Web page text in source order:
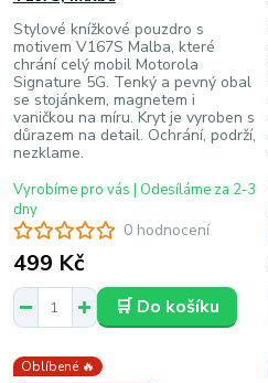
0 hodnocení
Stylové knížkové pouzdro s
motivem V167S Malba, které
chrání celý mobil Motorola
Signature 5G. Tenký a pevný obal
se stojánkem, magnetem i
vaničkou na míru. Kryt je vyroben s
důrazem na detail. Ochrání, podrží,
nezklame.
499 Kč
Vyrobíme pro vás | Odesíláme za 2-3
dny
🛒 Do košíku
Oblíbené 🔥